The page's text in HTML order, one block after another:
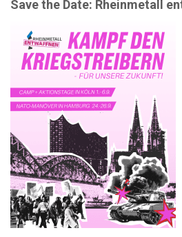
Save the Date: Rheinmetall